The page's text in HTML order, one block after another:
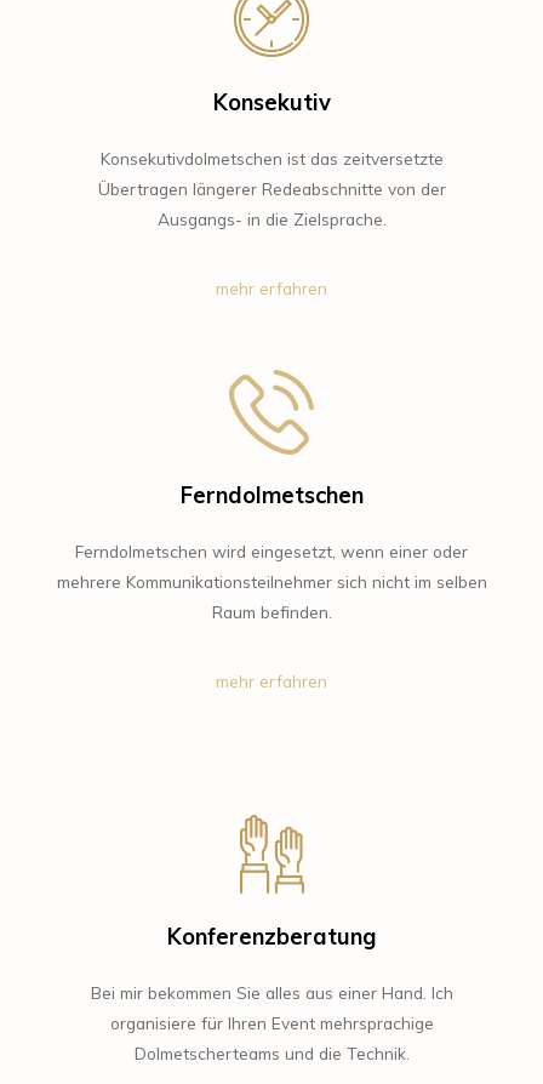
Konsekutiv
Konsekutivdolmetschen ist das zeitversetzte
Übertragen längerer Redeabschnitte von der
Ausgangs- in die Zielsprache.
mehr erfahren
Ferndolmetschen
Ferndolmetschen wird eingesetzt, wenn einer oder
mehrere Kommunikationsteilnehmer sich nicht im selben
Raum befinden.
mehr erfahren
Konferenzberatung
Bei mir bekommen Sie alles aus einer Hand. Ich
organisiere für Ihren Event mehrsprachige
Dolmetscherteams und die Technik.